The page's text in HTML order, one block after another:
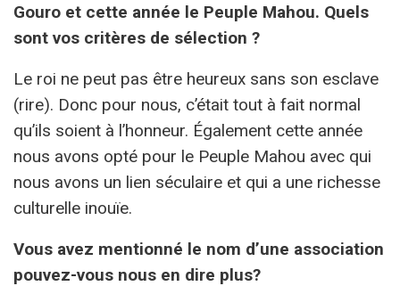
Gouro et cette année le Peuple Mahou. Quels
sont vos critères de sélection ?
Le roi ne peut pas être heureux sans son esclave
(rire). Donc pour nous, c’était tout à fait normal
qu’ils soient à l’honneur. Également cette année
nous avons opté pour le Peuple Mahou avec qui
nous avons un lien séculaire et qui a une richesse
culturelle inouïe.
Vous avez mentionné le nom d’une association
pouvez-vous nous en dire plus?